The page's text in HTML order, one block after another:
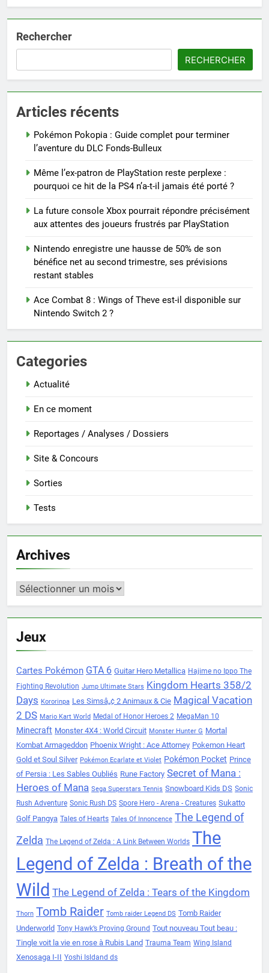
Rechercher
RECHERCHER
Articles récents
Pokémon Pokopia : Guide complet pour terminer
l’aventure du DLC Fonds-Bulleux
Même l’ex-patron de PlayStation reste perplexe :
pourquoi ce hit de la PS4 n’a-t-il jamais été porté ?
La future console Xbox pourrait répondre précisément
aux attentes des joueurs frustrés par PlayStation
Nintendo enregistre une hausse de 50% de son
bénéfice net au second trimestre, ses prévisions
restant stables
Ace Combat 8 : Wings of Theve est-il disponible sur
Nintendo Switch 2 ?
Categories
Actualité
En ce moment
Reportages / Analyses / Dossiers
Site & Concours
Sorties
Tests
Archives
Archives
Jeux
Cartes Pokémon GTA 6 Guitar Hero Metallica Hajime no Ippo The
Fighting Revolution Jump Ultimate Stars Kingdom Hearts 358/2
Days Kororinpa Les Simsâ„¢ 2 Animaux & Cie Magical Vacation
2 DS Mario Kart World Medal of Honor Heroes 2 MegaMan 10
Minecraft Monster 4X4 : World Circuit Monster Hunter G Mortal
Kombat Armageddon Phoenix Wright : Ace Attorney Pokemon Heart
Gold et Soul Silver Pokémon Ecarlate et Violet Pokémon Pocket Prince
of Persia : Les Sables Oubliés Rune Factory Secret of Mana :
Heroes of Mana Sega Superstars Tennis Snowboard Kids DS Sonic
Rush Adventure Sonic Rush DS Spore Hero - Arena - Creatures Sukatto
Golf Pangya Tales of Hearts Tales Of Innoncence The Legend of
Zelda The Legend of Zelda : A Link Between Worlds The
Legend of Zelda : Breath of the
Wild The Legend of Zelda : Tears of the Kingdom
Thorn Tomb Raider Tomb raider Legend DS Tomb Raider
Underworld Tony Hawk’s Proving Ground Tout nouveau Tout beau :
Tingle voit la vie en rose à Rubis Land Trauma Team Wing Island
Xenosaga I-II Yoshi Isldand ds